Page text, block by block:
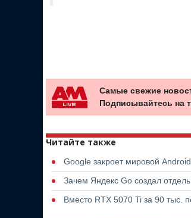
Самые свежие
Подписывайтесь на
Читайте также
Google закроет мировой
Зачем Яндекс Go создал
Вместо RTX 5070 Ti за 90 тыс.